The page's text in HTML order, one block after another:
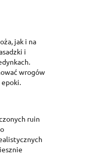
list
jak i na
i
wrogów
ruin